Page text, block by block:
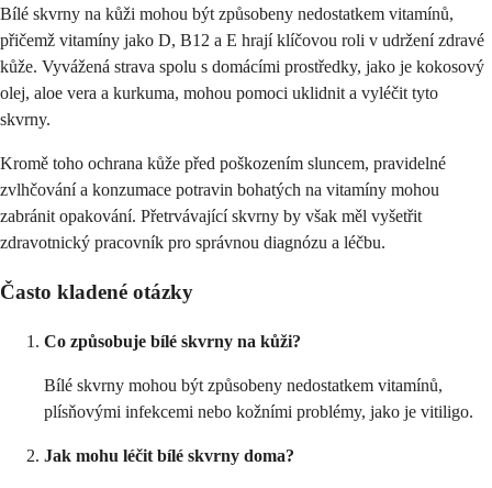
Bílé skvrny na kůži mohou být způsobeny nedostatkem vitamínů,
přičemž vitamíny jako D, B12 a E hrají klíčovou roli v udržení zdravé
kůže. Vyvážená strava spolu s domácími prostředky, jako je kokosový
olej, aloe vera a kurkuma, mohou pomoci uklidnit a vyléčit tyto
skvrny.
Kromě toho ochrana kůže před poškozením sluncem, pravidelné
zvlhčování a konzumace potravin bohatých na vitamíny mohou
zabránit opakování. Přetrvávající skvrny by však měl vyšetřit
zdravotnický pracovník pro správnou diagnózu a léčbu.
Často kladené otázky
Co způsobuje bílé skvrny na kůži?
Bílé skvrny mohou být způsobeny nedostatkem vitamínů,
plísňovými infekcemi nebo kožními problémy, jako je vitiligo.
Jak mohu léčit bílé skvrny doma?